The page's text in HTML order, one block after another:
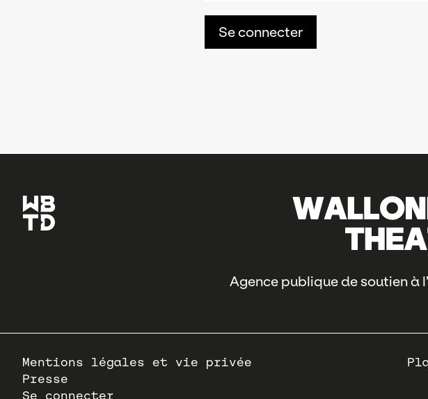
Agence publique de soutien à
Pied
de
page
Mentions légales et vie privée
Presse
Se connecter